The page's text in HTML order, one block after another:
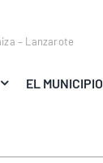
– Lanzarote
EL MUNICIPIO